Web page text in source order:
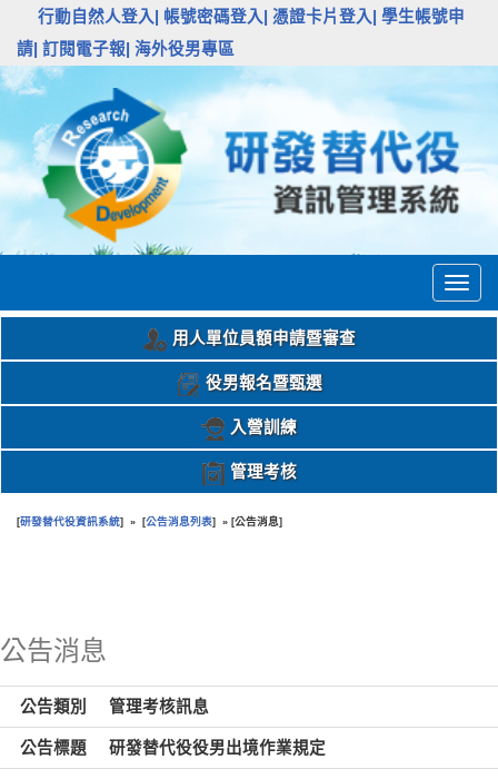
行動自然人登入| 帳號密碼登入| 憑證卡片登入|
學生帳號申
請| 訂閱電子報| 海外役男專區
用人單位員額申請暨審查
役男報名暨甄選
入營訓練
管理考核
[研發替代役資訊系統] » [公告消息列表] » [公告消息]
公告消息
公告類別 管理考核訊息
公告標題 研發替代役役男出境作業規定